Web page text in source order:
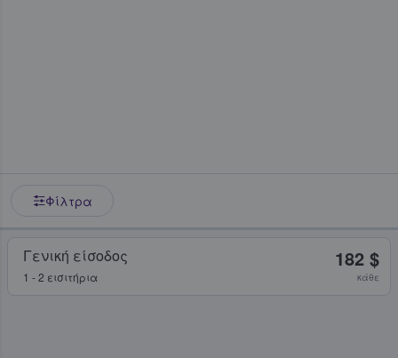
Φίλτρα
Γενική είσοδος
1 - 2 εισιτήρια
182 $
κάθε